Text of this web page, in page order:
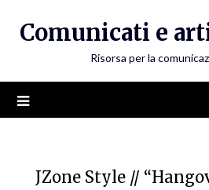
Comunicati e
Risorsa per la
JZone Style //